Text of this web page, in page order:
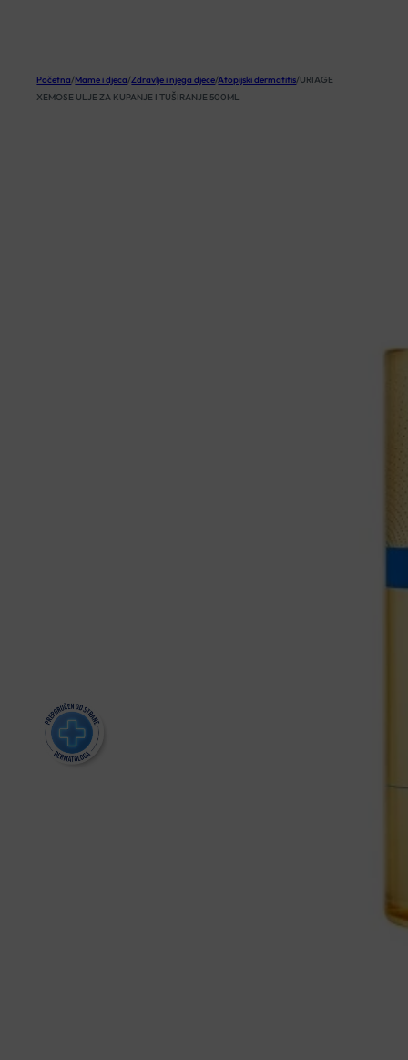
Početna/Mame i djeca/Zdravlje i njega djece/Atopijski dermatitis/URIAGE
XEMOSE ULJE ZA KUPANJE I TUŠIRANJE 500ML